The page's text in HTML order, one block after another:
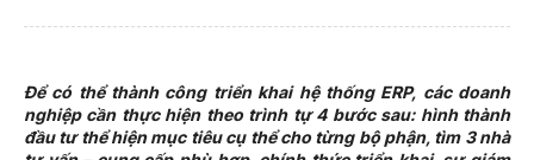
Để có thể thành công triển khai hệ thống ERP, các doanh
nghiệp cần thực hiện theo trình tự 4 bước sau: hình thành
đầu tư thể hiện mục tiêu cụ thể cho từng bộ phận, tìm 3 nhà